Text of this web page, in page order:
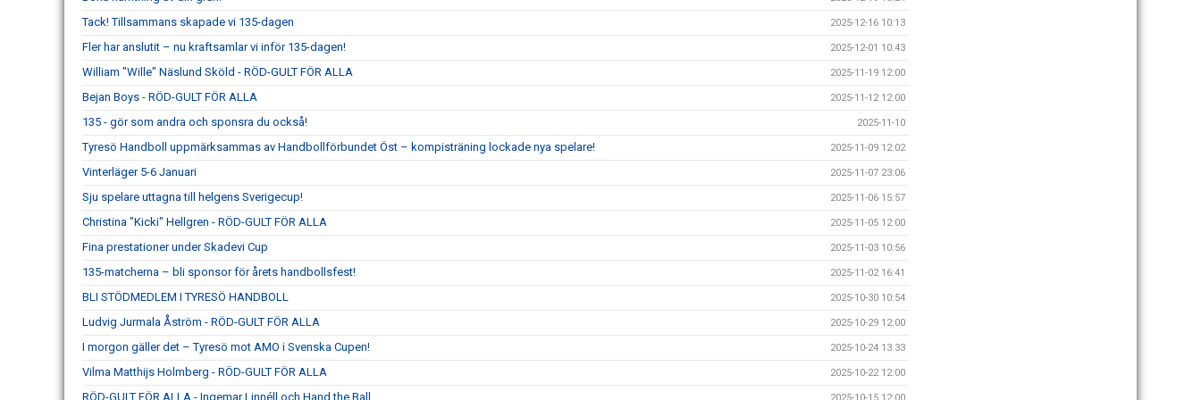
Tack! Tillsammans skapade vi 135-dagen 2025-12-16 10:13
Fler har anslutit – nu kraftsamlar vi inför 135-dagen! 2025-12-01 10:43
William "Wille" Näslund Sköld - RÖD-GULT FÖR ALLA 2025-11-19 12:00
Bejan Boys - RÖD-GULT FÖR ALLA 2025-11-12 12:00
135 - gör som andra och sponsra du också! 2025-11-10
Tyresö Handboll uppmärksammas av Handbollförbundet Öst – kompisträning lockade nya spelare! 2025-11-09 12:02
Vinterläger 5-6 Januari 2025-11-07 23:06
Sju spelare uttagna till helgens Sverigecup! 2025-11-06 15:57
Christina "Kicki" Hellgren - RÖD-GULT FÖR ALLA 2025-11-05 12:00
Fina prestationer under Skadevi Cup 2025-11-03 10:56
135-matcherna – bli sponsor för årets handbollsfest! 2025-11-02 16:41
BLI STÖDMEDLEM I TYRESÖ HANDBOLL 2025-10-30 10:54
Ludvig Jurmala Åström - RÖD-GULT FÖR ALLA 2025-10-29 12:00
I morgon gäller det – Tyresö mot AMO i Svenska Cupen! 2025-10-24 13:33
Vilma Matthijs Holmberg - RÖD-GULT FÖR ALLA 2025-10-22 12:00
RÖD-GULT FÖR ALLA - Ingemar Linnéll och Hand the Ball